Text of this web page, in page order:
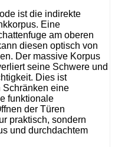
ist die indirekte
Eine
am oberen
diesen optisch von
Der massive Korpus
seine Schwere und
Dies ist
Schränken eine
funktionale
der Türen
praktisch, sondern
und durchdachtem